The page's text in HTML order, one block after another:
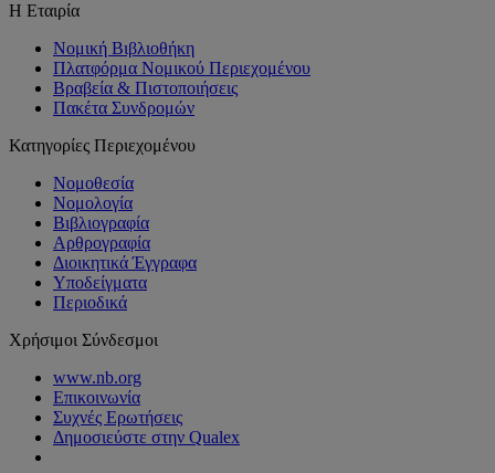
Η Εταιρία
Νομική Βιβλιοθήκη
Πλατφόρμα Νομικού Περιεχομένου
Βραβεία & Πιστοποιήσεις
Πακέτα Συνδρομών
Κατηγορίες Περιεχομένου
Νομοθεσία
Νομολογία
Βιβλιογραφία
Αρθρογραφία
Διοικητικά Έγγραφα
Υποδείγματα
Περιοδικά
Χρήσιμοι Σύνδεσμοι
www.nb.org
Επικοινωνία
Συχνές Ερωτήσεις
Δημοσιεύστε στην Qualex